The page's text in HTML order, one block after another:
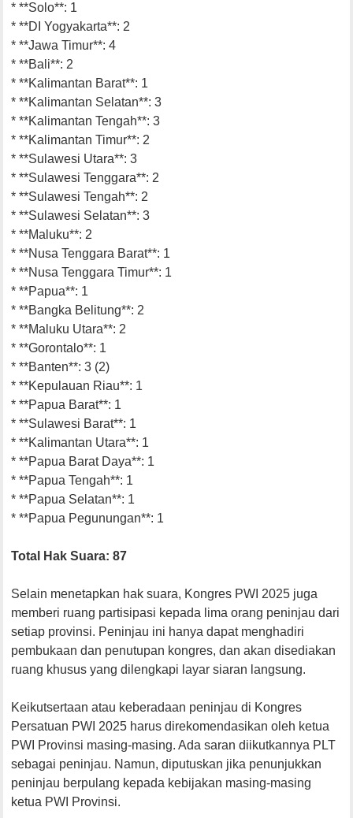
* **Solo**: 1
* **DI Yogyakarta**: 2
* **Jawa Timur**: 4
* **Bali**: 2
* **Kalimantan Barat**: 1
* **Kalimantan Selatan**: 3
* **Kalimantan Tengah**: 3
* **Kalimantan Timur**: 2
* **Sulawesi Utara**: 3
* **Sulawesi Tenggara**: 2
* **Sulawesi Tengah**: 2
* **Sulawesi Selatan**: 3
* **Maluku**: 2
* **Nusa Tenggara Barat**: 1
* **Nusa Tenggara Timur**: 1
* **Papua**: 1
* **Bangka Belitung**: 2
* **Maluku Utara**: 2
* **Gorontalo**: 1
* **Banten**: 3 (2)
* **Kepulauan Riau**: 1
* **Papua Barat**: 1
* **Sulawesi Barat**: 1
* **Kalimantan Utara**: 1
* **Papua Barat Daya**: 1
* **Papua Tengah**: 1
* **Papua Selatan**: 1
* **Papua Pegunungan**: 1
Total Hak Suara: 87
Selain menetapkan hak suara, Kongres PWI 2025 juga
memberi ruang partisipasi kepada lima orang peninjau dari
setiap provinsi. Peninjau ini hanya dapat menghadiri
pembukaan dan penutupan kongres, dan akan disediakan
ruang khusus yang dilengkapi layar siaran langsung.
Keikutsertaan atau keberadaan peninjau di Kongres
Persatuan PWI 2025 harus direkomendasikan oleh ketua
PWI Provinsi masing-masing. Ada saran diikutkannya PLT
sebagai peninjau. Namun, diputuskan jika penunjukkan
peninjau berpulang kepada kebijakan masing-masing
ketua PWI Provinsi.